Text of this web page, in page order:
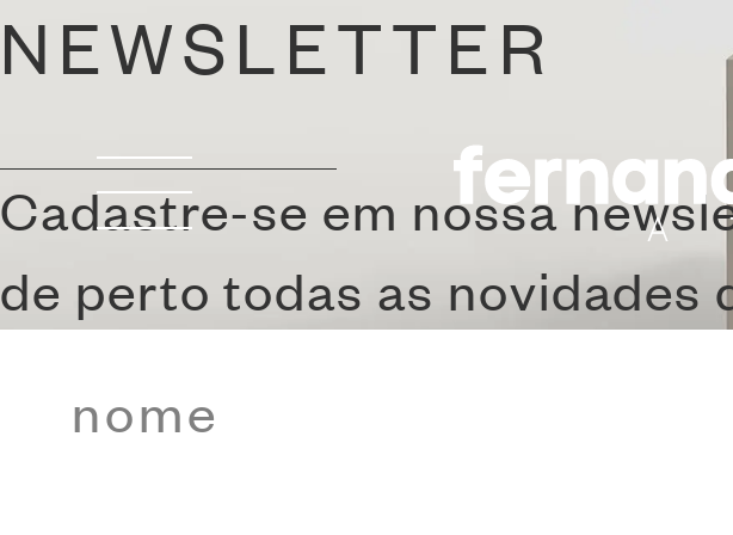
POLTRONA
NEWSLETTER
Cadastre-se em nossa
de perto todas as novidades